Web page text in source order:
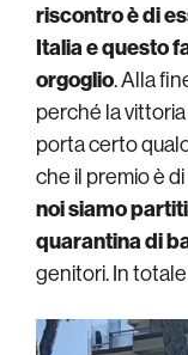
riscontro è di
Italia e questo
orgoglio. Alla
perché la
porta certo
che il premio è
noi siamo
quarantina di
genitori. In